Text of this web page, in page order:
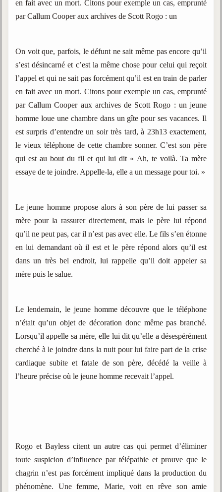
en fait avec un mort. Citons pour exemple un cas, emprunté
par Callum Cooper aux archives de Scott Rogo : un
On voit que, parfois, le défunt ne sait même pas encore qu’il
s’est désincarné et c’est la même chose pour celui qui reçoit
l’appel et qui ne sait pas forcément qu’il est en train de parler
en fait avec un mort. Citons pour exemple un cas, emprunté
par Callum Cooper aux archives de Scott Rogo : un jeune
homme loue une chambre dans un gîte pour ses vacances. Il
est surpris d’entendre un soir très tard, à 23h13 exactement,
le vieux téléphone de cette chambre sonner. C’est son père
qui est au bout du fil et qui lui dit « Ah, te voilà. Ta mère
essaye de te joindre. Appelle-la, elle a un message pour toi. »
Le jeune homme propose alors à son père de lui passer sa
mère pour la rassurer directement, mais le père lui répond
qu’il ne peut pas, car il n’est pas avec elle. Le fils s’en étonne
en lui demandant où il est et le père répond alors qu’il est
dans un très bel endroit, lui rappelle qu’il doit appeler sa
mère puis le salue.
Le lendemain, le jeune homme découvre que le téléphone
n’était qu’un objet de décoration donc même pas branché.
Lorsqu’il appelle sa mère, elle lui dit qu’elle a désespérément
cherché à le joindre dans la nuit pour lui faire part de la crise
cardiaque subite et fatale de son père, décédé la veille à
l’heure précise où le jeune homme recevait l’appel.
Rogo et Bayless citent un autre cas qui permet d’éliminer
toute suspicion d’influence par télépathie et prouve que le
chagrin n’est pas forcément impliqué dans la production du
phénomène. Une femme, Marie, voit en rêve son amie